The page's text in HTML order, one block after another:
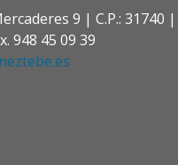
9 | C.P.: 31740
948 45 09 39